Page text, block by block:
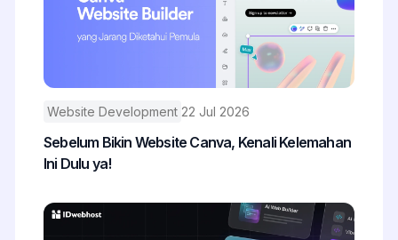
Website Development 22 Jul 2026
Sebelum Bikin Website Canva, Kenali Kelemahan
Ini Dulu ya!